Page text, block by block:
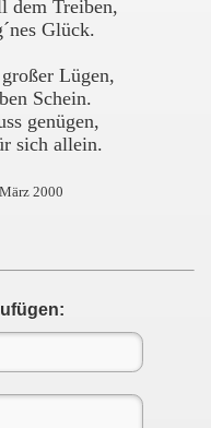
dem Treiben,
Glück.
Lügen,
Schein.
genügen,
sich allein.
2000